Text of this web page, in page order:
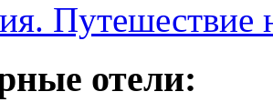
отели: